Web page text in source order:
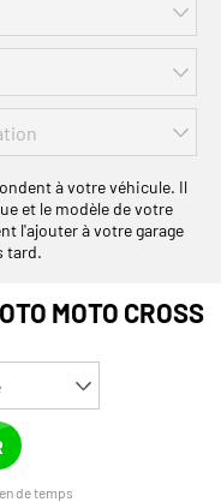
à votre véhicule. Il
et le modèle de votre
l'ajouter à votre garage
tard.
MOTO CROSS
de temps